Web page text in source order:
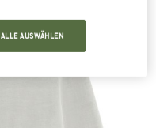
ALLE AUSWÄHLEN